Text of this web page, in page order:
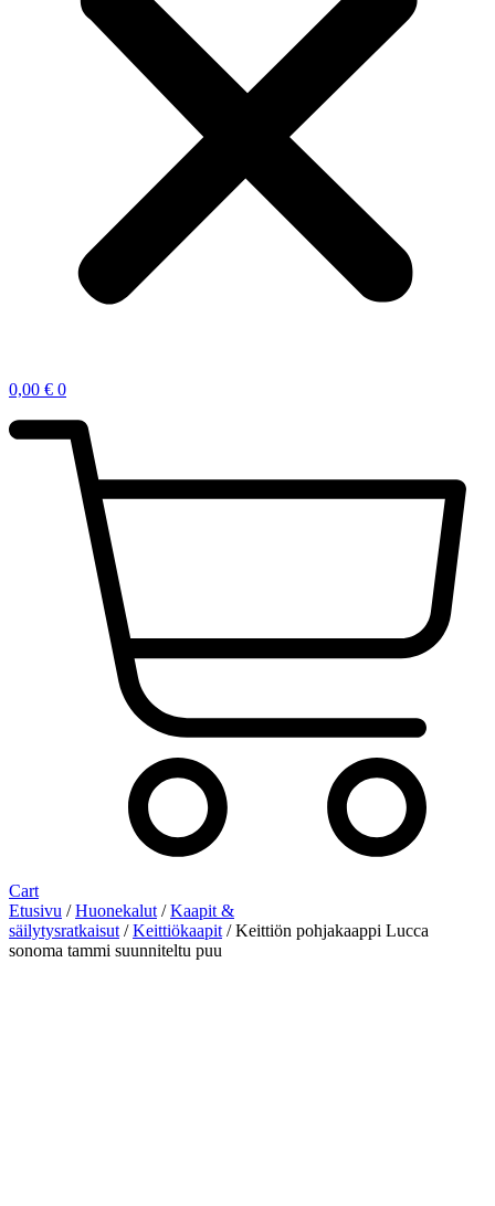
0,00 € 0
Cart
Etusivu /Huonekalut /Kaapit &
säilytysratkaisut /Keittiökaapit / Keittiön pohjakaappi Lucca
sonoma tammi suunniteltu puu